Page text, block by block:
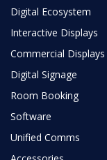
Digital Ecosystem
Interactive Displays
Commercial Displays
Digital Signage
Room Booking
Software
Unified Comms